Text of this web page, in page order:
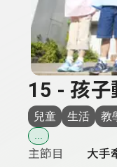
15 - 孩子
兒童 生活 教
主節目
大手